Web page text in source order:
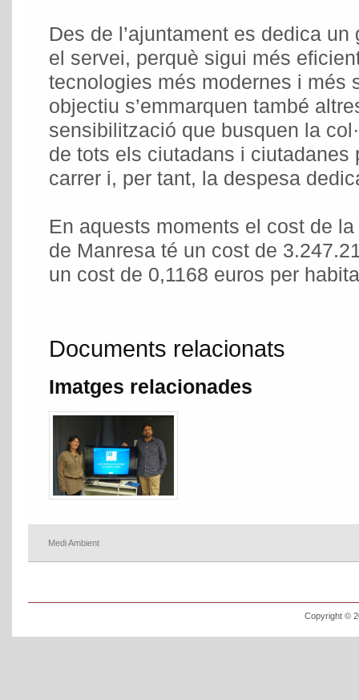
Des de l’ajuntament es dedica
el servei, perquè sigui més
tecnologies més modernes i més
objectiu s’emmarquen també
sensibilització que busquen la
de tots els ciutadans i ciutadanes
carrer i, per tant, la despesa
En aquests moments el cost de
de Manresa té un cost de
un cost de 0,1168 euros per
Documents relacionats
Imatges relacionades
Medi Ambient
Copyright ©